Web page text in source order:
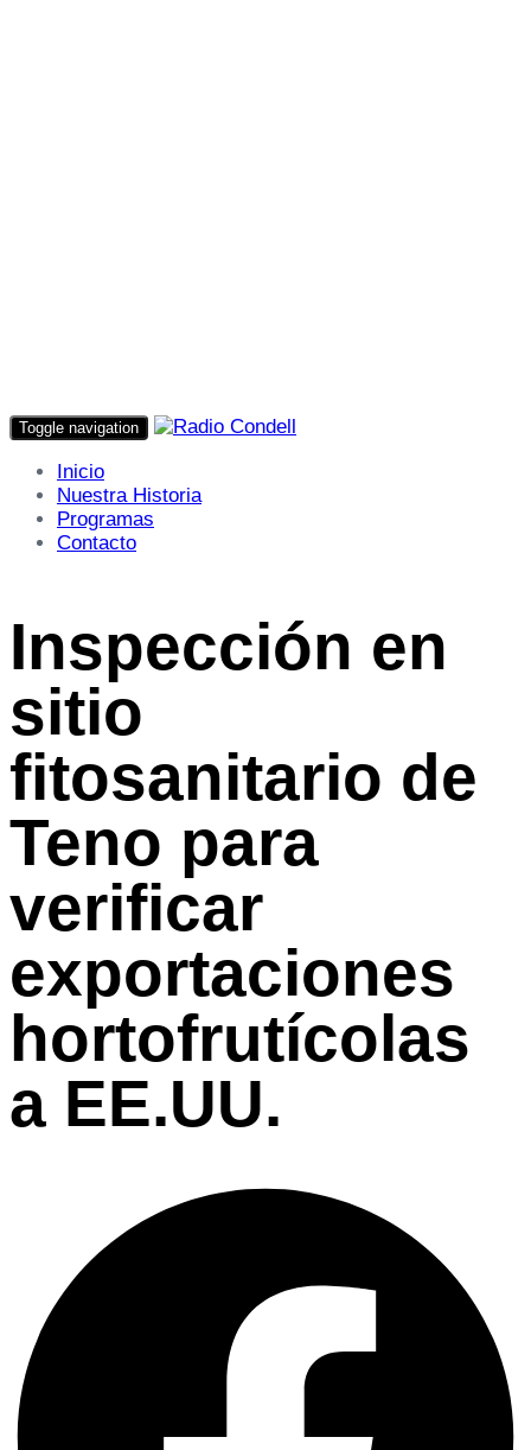
Toggle navigation
Inicio
Nuestra Historia
Programas
Contacto
Inspección en
sitio
fitosanitario de
Teno para
verificar
exportaciones
hortofrutícolas
a EE.UU.